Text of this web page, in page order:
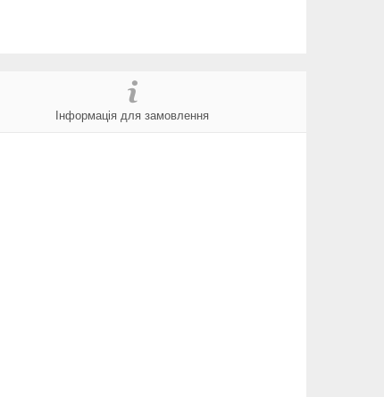
Інформація для замовлення